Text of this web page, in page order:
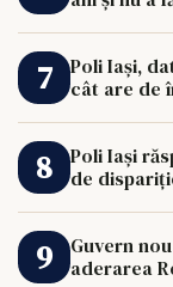
Poli Iași,
cât are de
Poli Iași
de
Guvern
aderarea